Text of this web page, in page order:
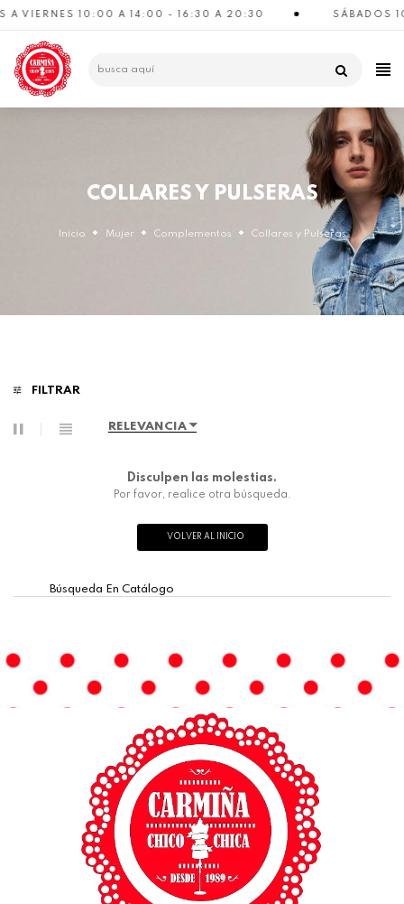
VIERNES 10:00 A 14:00 - 16:30 A 20:30 SÁBADOS
CATEGORÍAS
COLLARES Y PULSERAS
Inicio Mujer Complementos Collares y Pulseras
FILTRAR
RELEVANCIA
Disculpen las molestias.
Por favor, realice otra búsqueda.
VOLVER AL INICIO